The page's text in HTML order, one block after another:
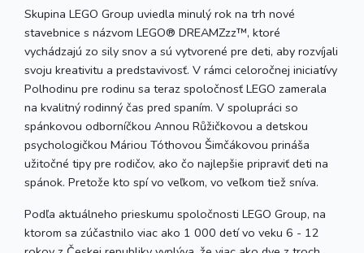
Skupina LEGO Group uviedla minulý rok na trh nové
stavebnice s názvom LEGO® DREAMZzz™, ktoré
vychádzajú zo sily snov a sú vytvorené pre deti, aby rozvíjali
svoju kreativitu a predstavivosť. V rámci celoročnej iniciatívy
Polhodinu pre rodinu sa teraz spoločnosť LEGO zamerala
na kvalitný rodinný čas pred spaním. V spolupráci so
spánkovou odborníčkou Annou Růžičkovou a detskou
psychologičkou Máriou Tóthovou Šimčákovou prináša
užitočné tipy pre rodičov, ako čo najlepšie pripraviť deti na
spánok. Pretože kto spí vo veľkom, vo veľkom tiež sníva.
Podľa aktuálneho prieskumu spoločnosti LEGO Group, na
ktorom sa zúčastnilo viac ako 1 000 detí vo veku 6 - 12